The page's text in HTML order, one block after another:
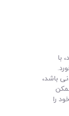
با
باشد،
را